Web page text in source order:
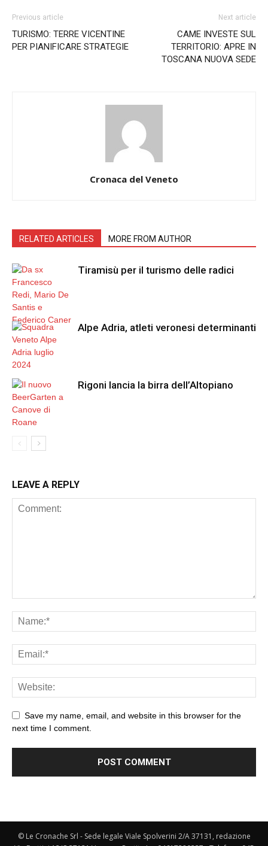
Previous article
TURISMO: TERRE VICENTINE
PER PIANIFICARE STRATEGIE
Next article
CAME INVESTE SUL
TERRITORIO: APRE IN
TOSCANA NUOVA SEDE
Cronaca del Veneto
RELATED ARTICLES MORE FROM AUTHOR
Tiramisù per il turismo delle radici
Alpe Adria, atleti veronesi determinanti
Rigoni lancia la birra dell’Altopiano
LEAVE A REPLY
Save my name, email, and website in this browser for the
next time I comment.
© Le Cronache Srl - Sede legale Viale Spolverini 2/A 37131, redazione